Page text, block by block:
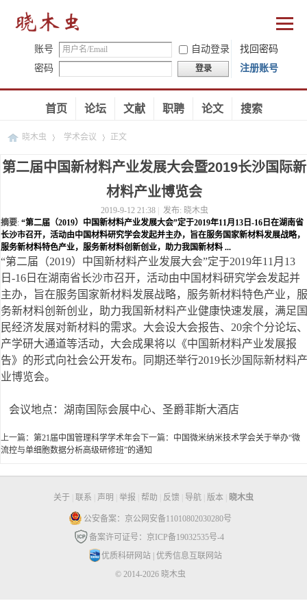
账号 自动登录
找回密码
密码
登录 注册账号
首页 论坛 文献 职聘 论文 搜索
晓木虫 学术会议 正文
第二届中国新材料产业发展大会暨2019长沙国际新
材料产业博览会
2019-9-12 21:38 发布: 晓木虫
摘要: “第二届（2019）中国新材料产业发展大会”定于2019年11月13日-16日在湖南省
长沙市召开，活动由中国材料研究学会发起并主办，旨在服务国家新材料发展战略，
服务新材料特色产业，服务新材料创新创业，助力我国新材料 ...
“第二届（2019）中国新材料产业发展大会”定于2019年11月13
日-16日在湖南省长沙市召开，活动由中国材料研究学会发起并
主办，旨在服务国家新材料发展战略，服务新材料特色产业，服
务新材料创新创业，助力我国新材料产业健康快速发展，满足国
民经济发展对新材料的需求。大会设大会报告、20余个分论坛、
产学研大通道等活动，大会成果将以《中国新材料产业发展报
告》的形式向社会公开发布。同期还举行2019长沙国际新材料产
业博览会。
会议地点：湖南国际会展中心、圣爵菲斯大酒店
上一篇： 第21届中国管理科学学术年会 下一篇： 中国微米纳米技术学会关于举办“微
流控与单细胞数据分析高级研修班”的通知
关于 联系 声明 举报 帮助 反馈 导航 版本 晓木虫
公安备案：京公网安备11010802030280号
备案许可证号：京ICP备19032535号-4
优质科研网站| 优秀信息互联网站
© 2014-2026 晓木虫